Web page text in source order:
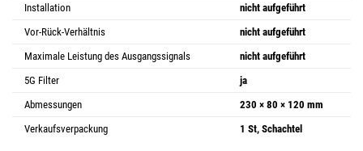
Installation
nicht aufgeführt
Vor-Rück-Verhältnis
nicht aufgeführt
Maximale Leistung des Ausgangssignals
nicht aufgeführt
5G Filter
ja
Abmessungen
230 × 80 × 120 mm
Verkaufsverpackung
1 St, Schachtel